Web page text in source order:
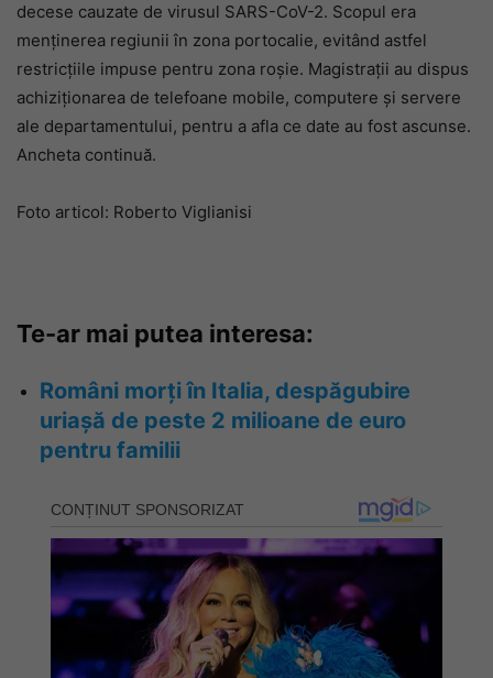
decese cauzate de virusul SARS-CoV-2. Scopul era
menținerea regiunii în zona portocalie, evitând astfel
restricțiile impuse pentru zona roșie. Magistrații au dispus
achiziționarea de telefoane mobile, computere și servere
ale departamentului, pentru a afla ce date au fost ascunse.
Ancheta continuă.
Foto articol: Roberto Viglianisi
Te-ar mai putea interesa:
Români morți în Italia, despăgubire
uriașă de peste 2 milioane de euro
pentru familii